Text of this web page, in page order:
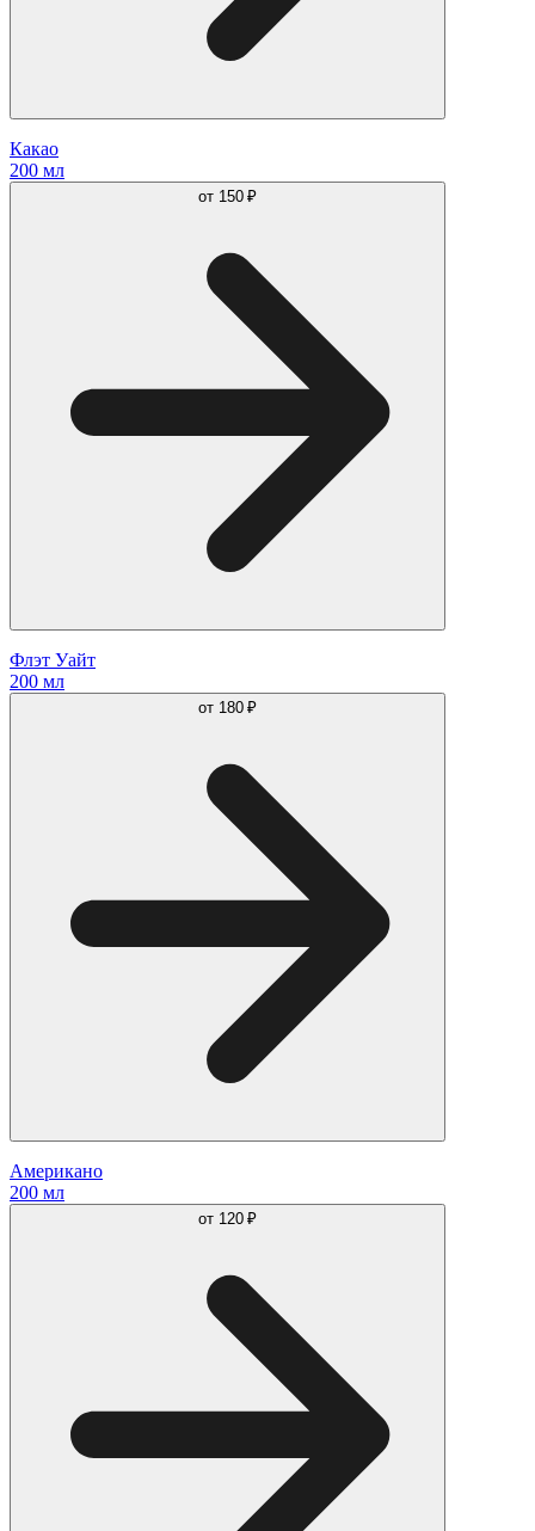
Какао
200 мл
от 150 ₽
Флэт Уайт
200 мл
от 180 ₽
Американо
200 мл
от 120 ₽